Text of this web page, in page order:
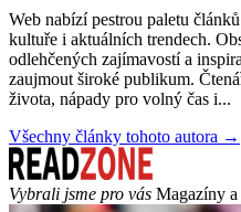
Web nabízí pestrou paletu
kultuře i aktuálních trendech.
odlehčených zajímavostí a
zaujmout široké publikum.
života, nápady pro volný čas i...
Všechny články tohoto autora →
Vybrali jsme pro vás Magazíny